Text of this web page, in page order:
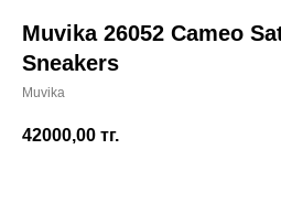
Muvika 26052 Cameo
Sneakers
Muvika
42000,00 тг.